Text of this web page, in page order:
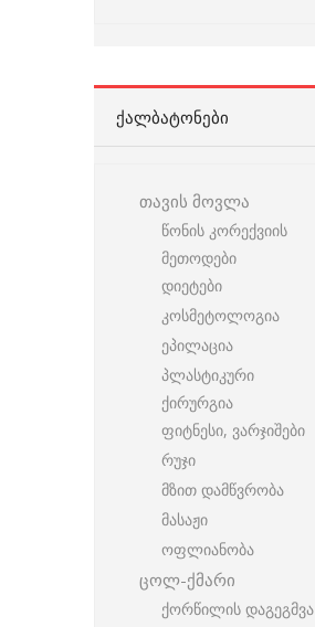
ᲥᲐᲚᲑᲐᲢᲝᲜᲔᲑᲘ
თავის მოვლა
წონის კორექვიის
მეთოდები
დიეტები
კოსმეტოლოგია
ეპილაცია
პლასტიკური
ქირურგია
ფიტნესი, ვარჯიშები
რუჯი
მზით დამწვრობა
მასაჟი
ოფლიანობა
ცოლ-ქმარი
ქორწილის დაგეგმვა